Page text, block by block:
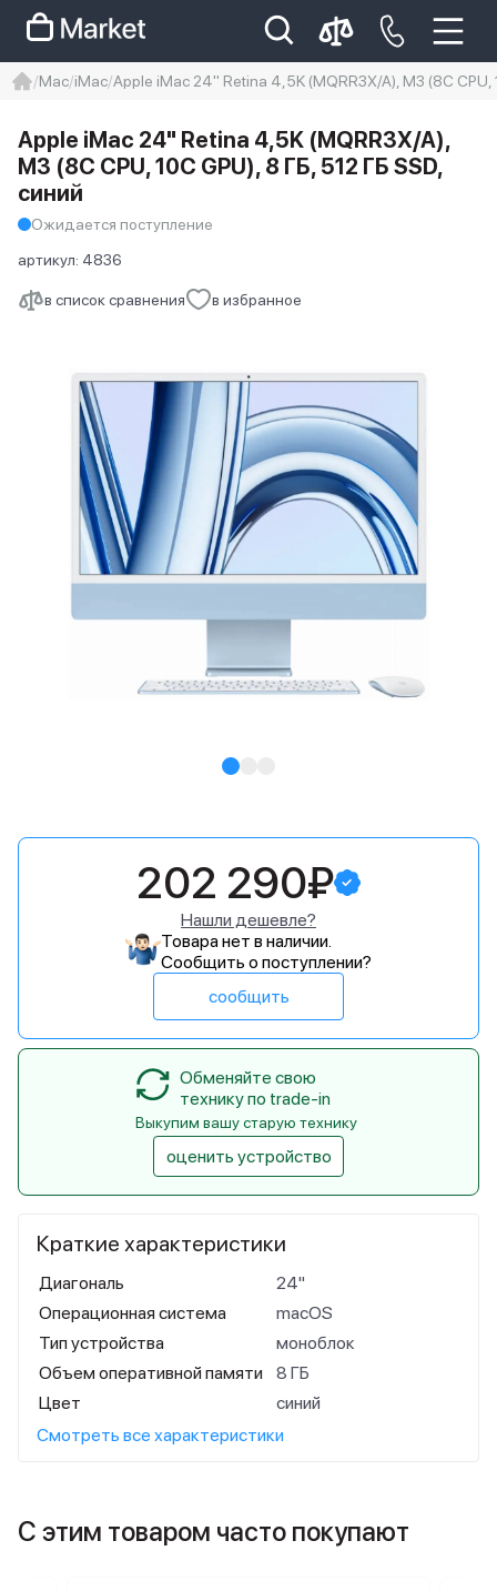
Iphone 14 pro max
айфон 14
Mac iMac Apple iMac 24" Retina 4,5K (MQRR3X/A), M3 (8C CPU,
в список сравнения в избранное
Apple iMac 24" Retina 4,5K (MQRR3X/A),
M3 (8C CPU, 10C GPU), 8 ГБ, 512 ГБ SSD,
синий
Ожидается поступление
артикул: 4836
Краткие характеристики
Диагональ
24"
Операционная система
macOS
Тип устройства
моноблок
Объем оперативной памяти
8 ГБ
Цвет
синий
Смотреть все характеристики
202 290₽
Нашли дешевле?
Товара нет в наличии.
Сообщить о поступлении?
сообщить
Обменяйте свою
технику по trade-in
Выкупим вашу старую технику
оценить устройство
С этим товаром часто покупают